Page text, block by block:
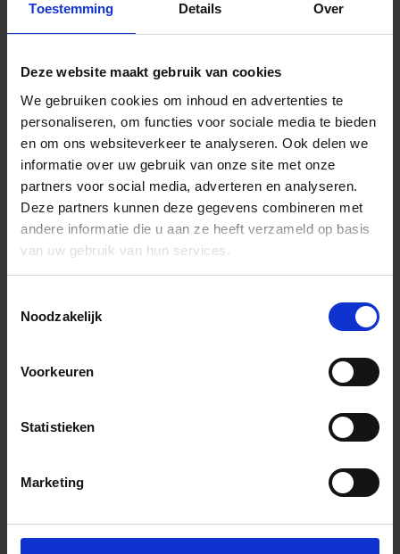
Toestemming Details Over
Deze website maakt gebruik van cookies
We gebruiken cookies om inhoud en advertenties te
personaliseren, om functies voor sociale media te bieden
en om ons websiteverkeer te analyseren. Ook delen we
informatie over uw gebruik van onze site met onze
partners voor social media, adverteren en analyseren.
Deze partners kunnen deze gegevens combineren met
andere informatie die u aan ze heeft verzameld op basis
van uw gebruik van hun services.
Noodzakelijk
Voorkeuren
Statistieken
Marketing